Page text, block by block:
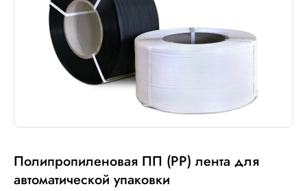
Полипропиленовая ПП (PP) лента для
автоматической упаковки